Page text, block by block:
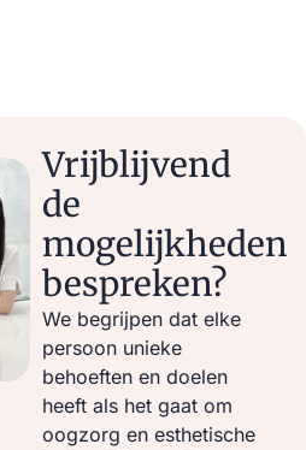
Vrijblijvend
de
mogelijkheden
bespreken?
We begrijpen dat elke
persoon unieke
behoeften en doelen
heeft als het gaat om
oogzorg en esthetische